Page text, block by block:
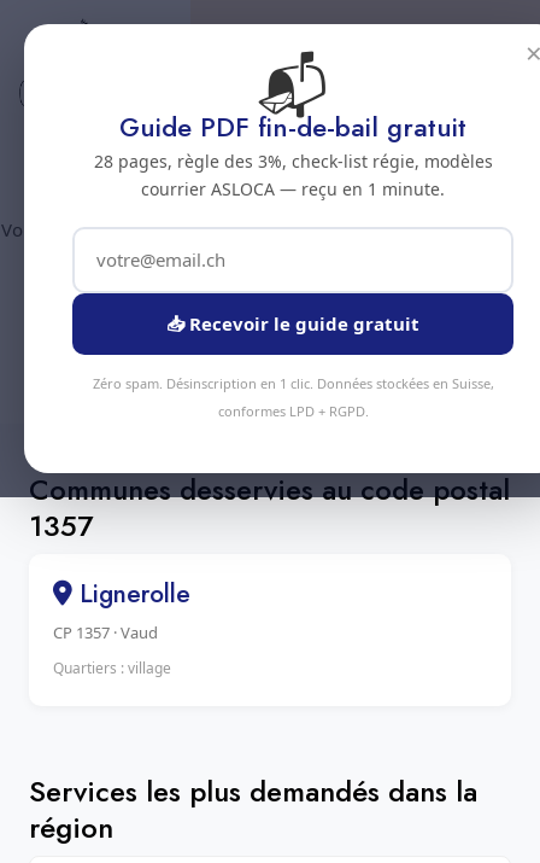
Code postal 1357
Nettoyage professionnel -
Code postal 1357
Vous êtes au code postal1357? Chez Nous Clean intervient dans
la commune de :Lignerolle
prestations disponibles, devis gratuit sous 24h.
Devis Instantané +41 78 319 32 82
Communes desservies au code postal
1357
Lignerolle
CP 1357 · Vaud
Quartiers : village
Services les plus demandés dans la
région
📬
Guide PDF fin-de-bail gratuit
28 pages, règle des 3%, check-list régie, modèles
courrier ASLOCA — reçu en 1 minute.
📥 Recevoir le guide gratuit
Zéro spam. Désinscription en 1 clic. Données stockées en Suisse,
conformes LPD + RGPD.